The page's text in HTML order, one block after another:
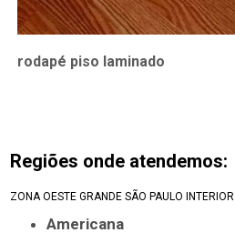
rodapé piso laminado
Regiões onde atendemos:
ZONA OESTE GRANDE SÃO PAULO INTERIOR
Americana